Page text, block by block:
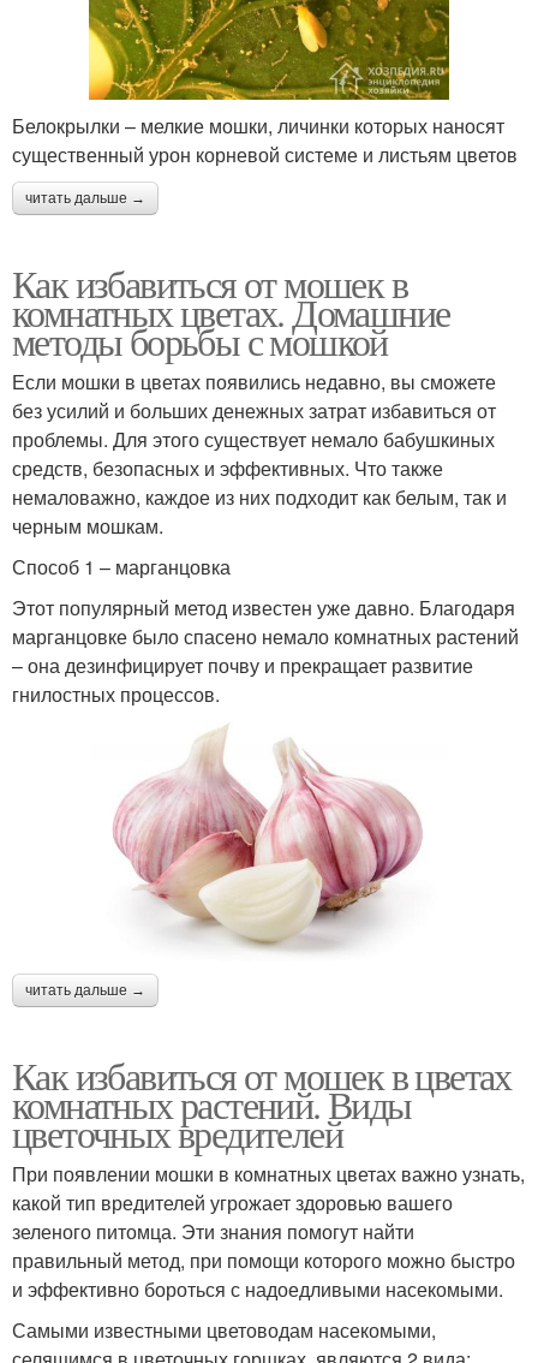
Белокрылки – мелкие мошки, личинки которых наносят
существенный урон корневой системе и листьям цветов
читать дальше →
Как избавиться от мошек в
комнатных цветах. Домашние
методы борьбы с мошкой
Если мошки в цветах появились недавно, вы сможете
без усилий и больших денежных затрат избавиться от
проблемы. Для этого существует немало бабушкиных
средств, безопасных и эффективных. Что также
немаловажно, каждое из них подходит как белым, так и
черным мошкам.
Способ 1 – марганцовка
Этот популярный метод известен уже давно. Благодаря
марганцовке было спасено немало комнатных растений
– она дезинфицирует почву и прекращает развитие
гнилостных процессов.
читать дальше →
Как избавиться от мошек в цветах
комнатных растений. Виды
цветочных вредителей
При появлении мошки в комнатных цветах важно узнать,
какой тип вредителей угрожает здоровью вашего
зеленого питомца. Эти знания помогут найти
правильный метод, при помощи которого можно быстро
и эффективно бороться с надоедливыми насекомыми.
Самыми известными цветоводам насекомыми,